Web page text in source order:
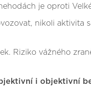
je oproti
nikoli aktivita
Riziko vážného
i objektivní